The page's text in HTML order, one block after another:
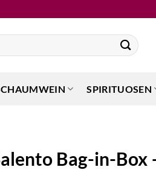
SPIRITUOSEN
Bag-in-Box